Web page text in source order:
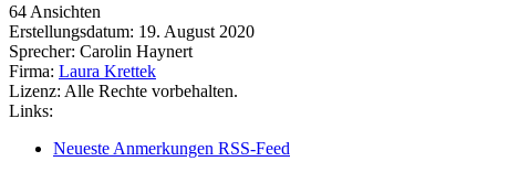
64 Ansichten
Erstellungsdatum: 19. August 2020
Sprecher: Carolin Haynert
Firma: Laura Krettek
Lizenz: Alle Rechte vorbehalten.
Links:
Neueste Anmerkungen RSS-Feed